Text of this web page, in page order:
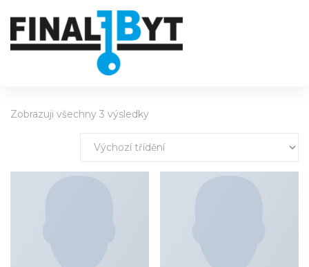
Zobrazuji všechny 3 výsledky